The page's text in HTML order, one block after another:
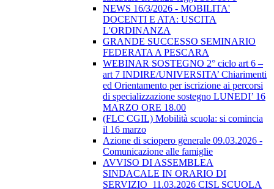
NEWS 16/3/2026 - MOBILITA'
DOCENTI E ATA: USCITA
L'ORDINANZA
GRANDE SUCCESSO SEMINARIO
FEDERATA A PESCARA
WEBINAR SOSTEGNO 2° ciclo art 6 –
art 7 INDIRE/UNIVERSITA’ Chiarimenti
ed Orientamento per iscrizione ai percorsi
di specializzazione sostegno LUNEDI’ 16
MARZO ORE 18.00
(FLC CGIL) Mobilità scuola: si comincia
il 16 marzo
Azione di sciopero generale 09.03.2026 -
Comunicazione alle famiglie
AVVISO DI ASSEMBLEA
SINDACALE IN ORARIO DI
SERVIZIO_11.03.2026 CISL SCUOLA